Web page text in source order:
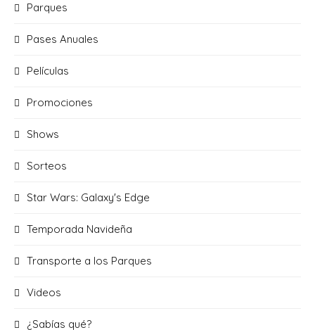
Parques
Pases Anuales
Películas
Promociones
Shows
Sorteos
Star Wars: Galaxy's Edge
Temporada Navideña
Transporte a los Parques
Videos
¿Sabías qué?